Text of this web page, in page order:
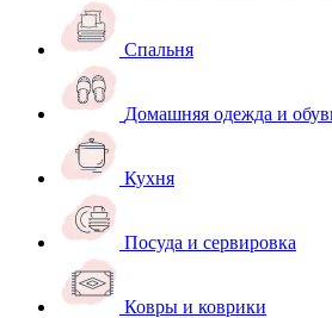
Спальня
Домашняя одежда и
Кухня
Посуда и сервировка
Ковры и коврики